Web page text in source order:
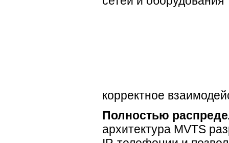
корректное
Полностью
архитектура MVTS